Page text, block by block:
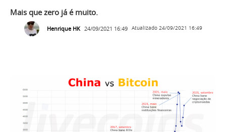
Mais que zero já é muito.
Henrique HK 24/09/2021 16:49 Atualizado 24/09/2021 16:49